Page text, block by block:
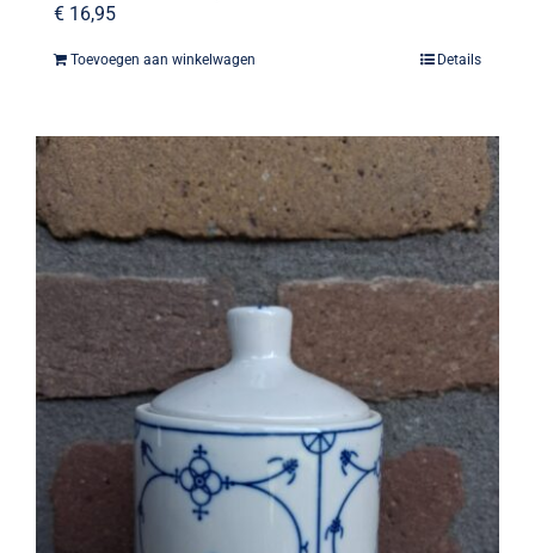
€ 16,95
Toevoegen aan winkelwagen Details